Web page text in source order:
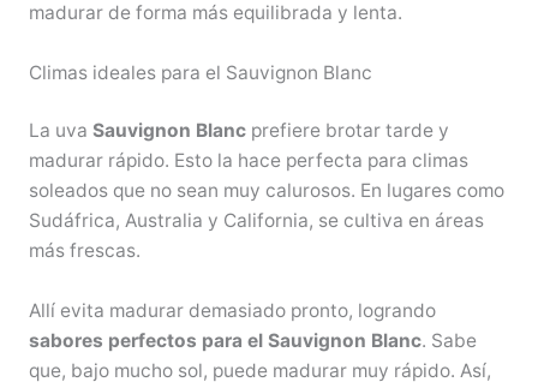
madurar de forma más equilibrada y lenta.
Climas ideales para el Sauvignon Blanc
La uva Sauvignon Blancprefiere brotar tarde y
madurar rápido. Esto la hace perfecta para climas
soleados que no sean muy calurosos. En lugares como
Sudáfrica, Australia y California, se cultiva en áreas
más frescas.
Allí evita madurar demasiado pronto, logrando
sabores perfectos para el Sauvignon Blanc. Sabe
que, bajo mucho sol, puede madurar muy rápido. Así,